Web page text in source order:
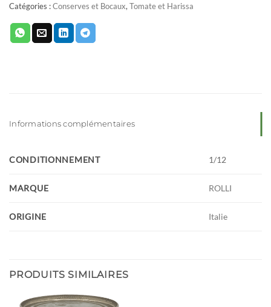
Catégories :Conserves et Bocaux, Tomate et Harissa
Informations complémentaires
CONDITIONNEMENT 1/12
MARQUE ROLLI
ORIGINE Italie
PRODUITS SIMILAIRES